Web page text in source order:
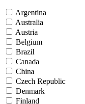
Argentina
Australia
Austria
Belgium
Brazil
Canada
China
Czech Republic
Denmark
Finland